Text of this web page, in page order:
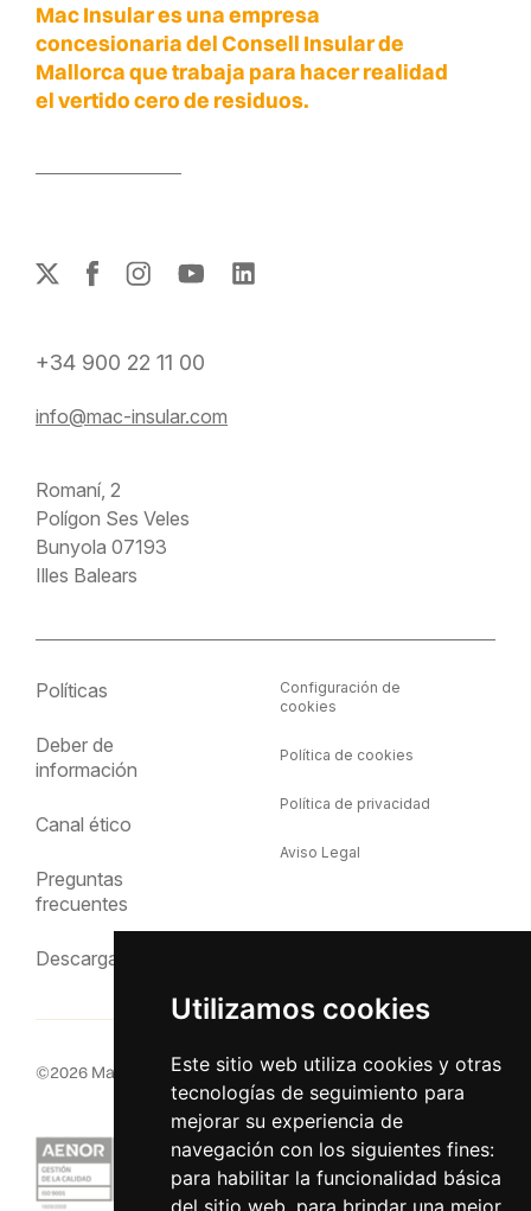
Utilizamos cookies
Este sitio web utiliza cookies y otras
tecnologías de seguimiento para
mejorar su experiencia de
navegación con los siguientes fines:
para habilitar la funcionalidad básica
del sitio web para brindar una mejor
Mac Insular es una empresa
concesionaria del Consell Insular de
Mallorca que trabaja para hacer realidad
el vertido cero de residuos.
+34 900 22 11 00
info@mac-insular.com
Romaní, 2
Polígon Ses Veles
Bunyola 07193
Illes Balears
Políticas
Deber de
información
Canal ético
Preguntas
frecuentes
Descargas
Configuración de
cookies
Política de cookies
Política de privacidad
Aviso Legal
©2026 MacInsular.Derechos reservados.